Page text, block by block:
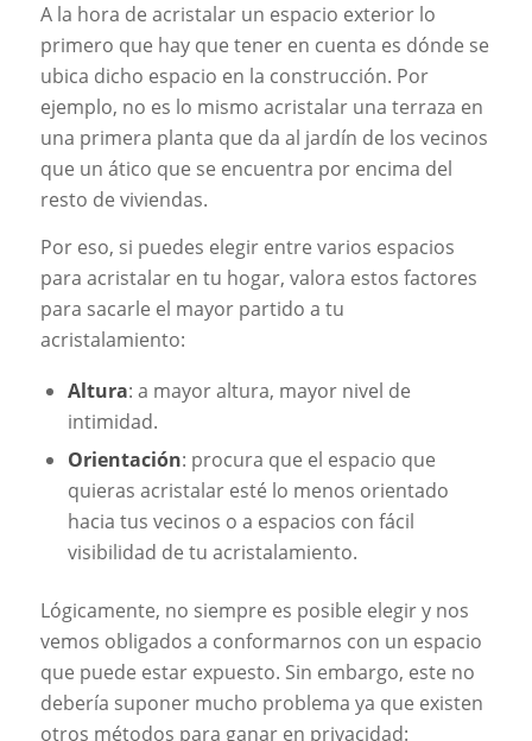
A la hora de acristalar un espacio exterior lo
primero que hay que tener en cuenta es dónde se
ubica dicho espacio en la construcción. Por
ejemplo, no es lo mismo acristalar una terraza en
una primera planta que da al jardín de los vecinos
que un ático que se encuentra por encima del
resto de viviendas.
Por eso, si puedes elegir entre varios espacios
para acristalar en tu hogar, valora estos factores
para sacarle el mayor partido a tu
acristalamiento:
Altura: a mayor altura, mayor nivel de
intimidad.
Orientación: procura que el espacio que
quieras acristalar esté lo menos orientado
hacia tus vecinos o a espacios con fácil
visibilidad de tu acristalamiento.
Lógicamente, no siempre es posible elegir y nos
vemos obligados a conformarnos con un espacio
que puede estar expuesto. Sin embargo, este no
debería suponer mucho problema ya que existen
otros métodos para ganar en privacidad: